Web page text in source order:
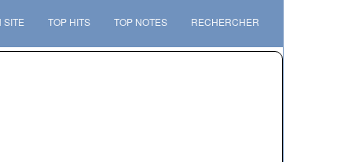
SITE TOP HITS TOP NOTES RECHERCHER